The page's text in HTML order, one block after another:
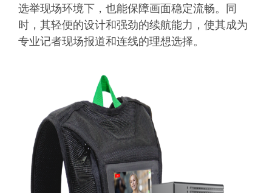
选举现场环境下，也能保障画面稳定流畅。同
时，其轻便的设计和强劲的续航能力，使其成为
专业记者现场报道和连线的理想选择。